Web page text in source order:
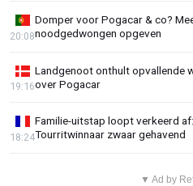
Domper voor Pogacar & co?
noodgedwongen opgeven
20:08
Landgenoot onthult opvallende
over Pogacar
19:16
Familie-uitstap loopt verkeerd
Tourritwinnaar zwaar gehavend
18:24
▼ Ad by